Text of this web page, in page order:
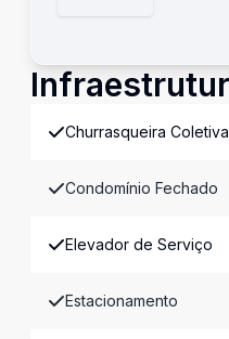
Churrasqueira Coletiva
Condomínio Fechado
Elevador de Serviço
Estacionamento